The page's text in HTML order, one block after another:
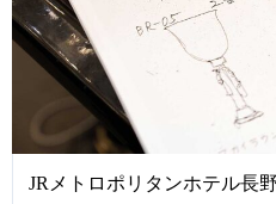
JRメトロポリタンホテル長